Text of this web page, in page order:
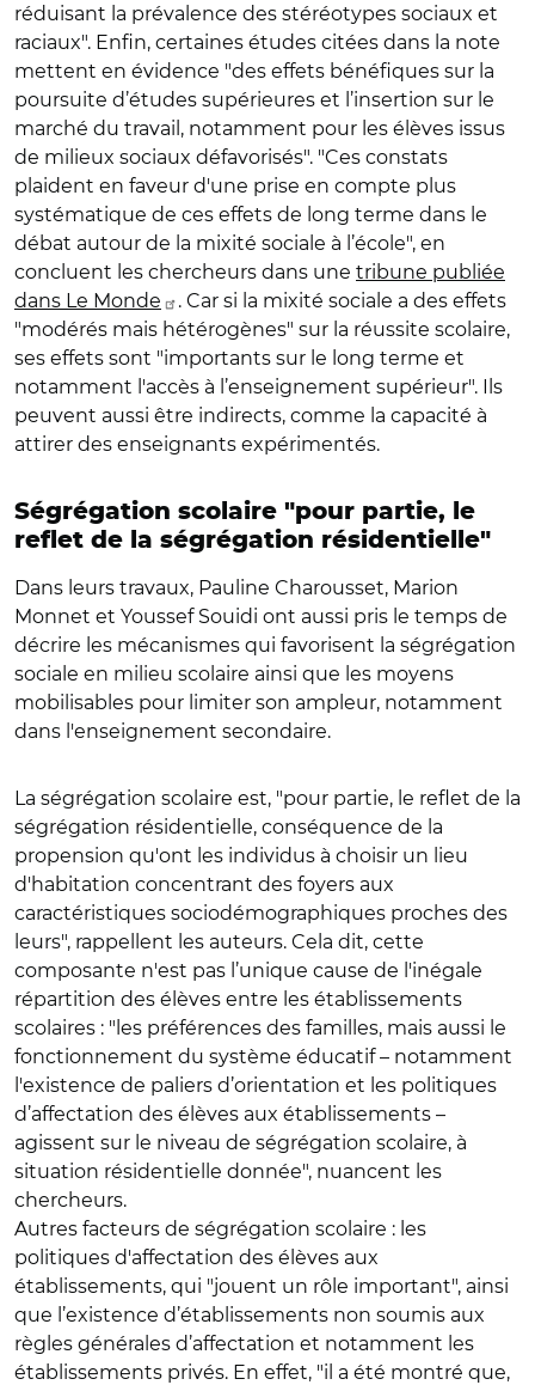
réduisant la prévalence des stéréotypes sociaux et
raciaux". Enfin, certaines études citées dans la note
mettent en évidence "des effets bénéfiques sur la
poursuite d’études supérieures et l’insertion sur le
marché du travail, notamment pour les élèves issus
de milieux sociaux défavorisés". "Ces constats
plaident en faveur d'une prise en compte plus
systématique de ces effets de long terme dans le
débat autour de la mixité sociale à l’école", en
concluent les chercheurs dans une tribune publiée
dans Le Monde
. Car si l a mixité sociale a des effets
"modérés mais hétérogènes" sur la réussite scolaire,
ses effets sont "importants sur le long terme et
notamment l'accès à l’enseignement supérieur". Ils
peuvent aussi être indirects, comme la capacité à
attirer des enseignants expérimentés.
Ségrégation scolaire "pour partie, le
reflet de la ségrégation résidentielle"
Dans leurs travaux, Pauline Charousset, Marion
Monnet et Youssef Souidi ont aussi pris le temps de
décrire les mécanismes qui favorisent la ségrégation
sociale en milieu scolaire ainsi que les moyens
mobilisables pour limiter son ampleur, notamment
dans l'enseignement secondaire.
La ségrégation scolaire est, "pour partie, le reflet de la
ségrégation résidentielle, conséquence de la
propension qu'ont les individus à choisir un lieu
d'habitation concentrant des foyers aux
caractéristiques sociodémographiques proches des
leurs", rappellent les auteurs. Cela dit, cette
composante n'est pas l’unique cause de l'inégale
répartition des élèves entre les établissements
scolaires : "les préférences des familles, mais aussi le
fonctionnement du système éducatif – notamment
l'existence de paliers d’orientation et les politiques
d’affectation des élèves aux établissements –
agissent sur le niveau de ségrégation scolaire, à
situation résidentielle donnée", nuancent les
chercheurs.
Autres facteurs de ségrégation scolaire : les
politiques d'affectation des élèves aux
établissements, qui "jouent un rôle important", ainsi
que l’existence d’établissements non soumis aux
règles générales d’affectation et notamment les
établissements privés. En effet, "il a été montré que,